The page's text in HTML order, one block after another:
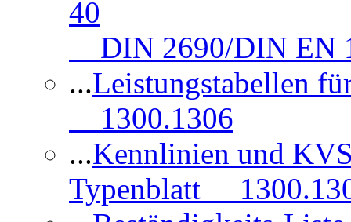
40
DIN 2690/DIN EN
...Leistungstabellen
1300.1306
...Kennlinien und
Typenblatt